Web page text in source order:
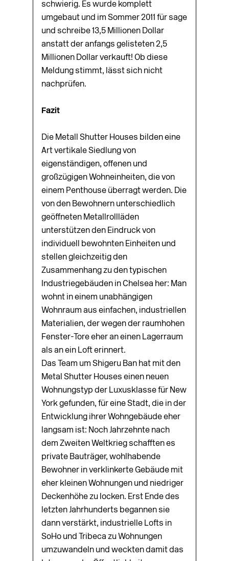
schwierig. Es wurde komplett
umgebaut und im Sommer 2011 für sage
und schreibe 13,5 Millionen Dollar
anstatt der anfangs gelisteten 2,5
Millionen Dollar verkauft! Ob diese
Meldung stimmt, lässt sich nicht
nachprüfen.
Fazit
Die Metall Shutter Houses bilden eine
Art vertikale Siedlung von
eigenständigen, offenen und
großzügigen Wohneinheiten, die von
einem Penthouse überragt werden. Die
von den Bewohnern unterschiedlich
geöffneten Metallrollläden
unterstützen den Eindruck von
individuell bewohnten Einheiten und
stellen gleichzeitig den
Zusammenhang zu den typischen
Industriegebäuden in Chelsea her: Man
wohnt in einem unabhängigen
Wohnraum aus einfachen, industriellen
Materialien, der wegen der raumhohen
Fenster-Tore eher an einen Lagerraum
als an ein Loft erinnert.
Das Team um Shigeru Ban hat mit den
Metal Shutter Houses einen neuen
Wohnungstyp der Luxusklasse für New
York gefunden, für eine Stadt, die in der
Entwicklung ihrer Wohngebäude eher
langsam ist: Noch Jahrzehnte nach
dem Zweiten Weltkrieg schafften es
private Bauträger, wohlhabende
Bewohner in verklinkerte Gebäude mit
eher kleinen Wohnungen und niedriger
Deckenhöhe zu locken. Erst Ende des
letzten Jahrhunderts begannen sie
dann verstärkt, industrielle Lofts in
SoHo und Tribeca zu Wohnungen
umzuwandeln und weckten damit das